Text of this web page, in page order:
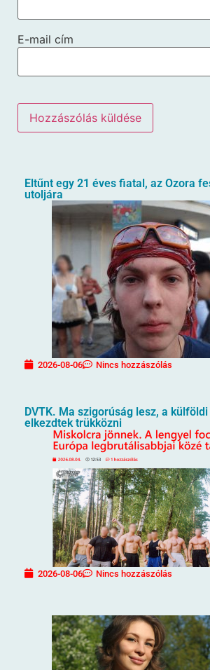
E-mail cím
Eltűnt egy 21 éves fiatal, az Ozora
utoljára
2026-08-06 Nincs hozzászólás
DVTK. Ma szigorúság lesz, a
elkezdtek trükközni
2026-08-06 Nincs hozzászólás